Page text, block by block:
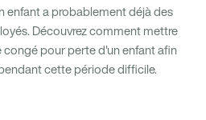
enfant a probablement déjà des
Découvrez comment mettre
pour perte d'un enfant afin
cette période difficile.